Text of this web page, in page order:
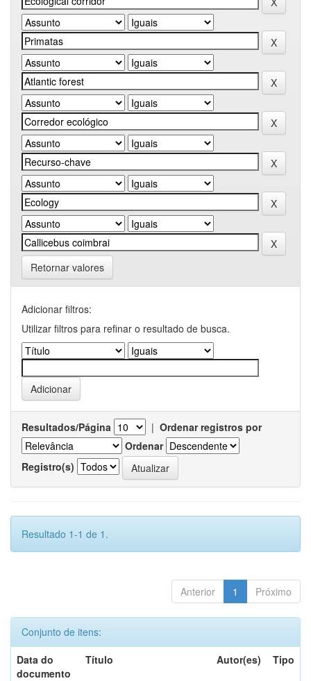
Retornar valores
Adicionar filtros:
Utilizar filtros para refinar o resultado de busca.
Resultados/Página | Ordenar registros por
Ordenar
Registro(s)
Resultado 1-1 de 1.
Anterior 1 Próximo
Conjunto de itens:
Data do
documento
Título Autor(es) Tipo